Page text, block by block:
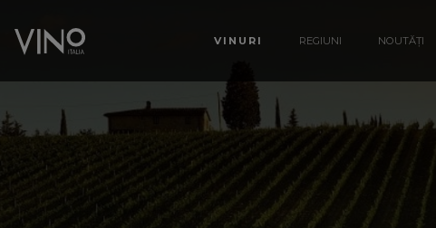
VINURI REGIUNI NOUTĂȚI